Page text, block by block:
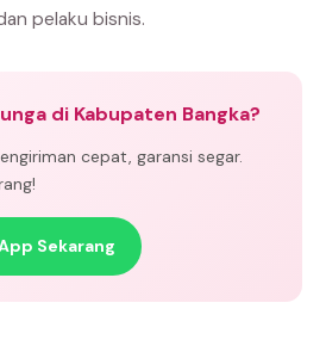
pelaku bisnis.
di Kabupaten Bangka?
cepat, garansi segar.
Sekarang